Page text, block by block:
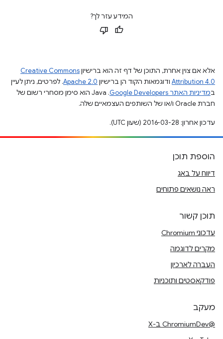
המידע עזר לך?
אלא אם צוין אחרת, התוכן של דף זה הוא ברישיוןCreative Commons
Attribution 4.0 ודוגמאות הקוד הן ברישיון Apache 2.0. לפרטים, ניתן לעיין
במדיניות האתר Google Developers‏
.‏ Java הוא סימן מסחרי רשום של
חברת Oracle ו/או של השותפים העצמאיים שלה.
עדכון אחרון: 2016-03-28 (שעון UTC).
הוספת תוכן
דיווח על באג
ראה נושאים פתוחים
תוכן קשור
עדכוני Chromium
מקרים לדוגמה
העברה לארכיון
פודקאסטים ותוכניות
מעקב
@ChromiumDev ב-X